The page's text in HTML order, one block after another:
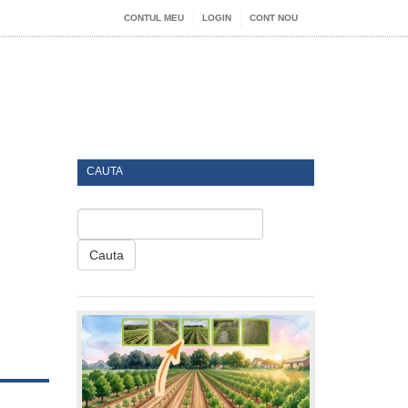
CONTUL MEU LOGIN CONT NOU
CAUTA
Cauta